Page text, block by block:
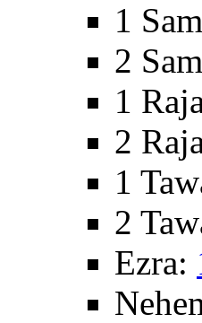
1
2
1
2
1
2
Ezra: